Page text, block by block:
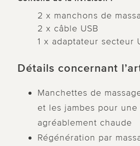
2 x manchons de
2 x câble USB
1 x adaptateur secteur
Détails concernant
Manchettes de
et les jambes pour
agréablement chaude
Régénération par